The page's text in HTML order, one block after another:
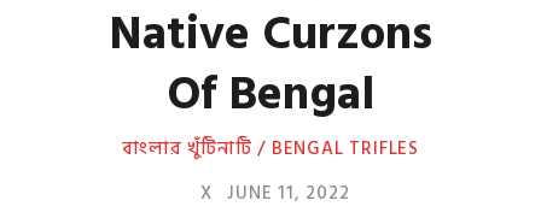
Native Curzons
Of Bengal
বাংলার খুঁটিনাটি / BENGAL TRIFLES
X JUNE 11, 2022